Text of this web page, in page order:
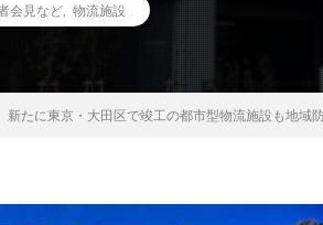
会見など 物流施設
新たに東京・大田区で竣工の都市型物流施設も地域